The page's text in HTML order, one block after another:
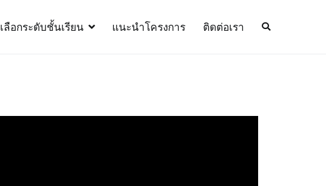
เลือกระดับชั้นเรียน แนะนำโครงการ ติดต่อเรา